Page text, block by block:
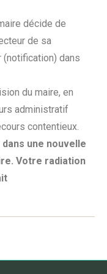
décide de
de sa
(notification) dans
du maire, en
administratif
contentieux.
une nouvelle
Votre radiation